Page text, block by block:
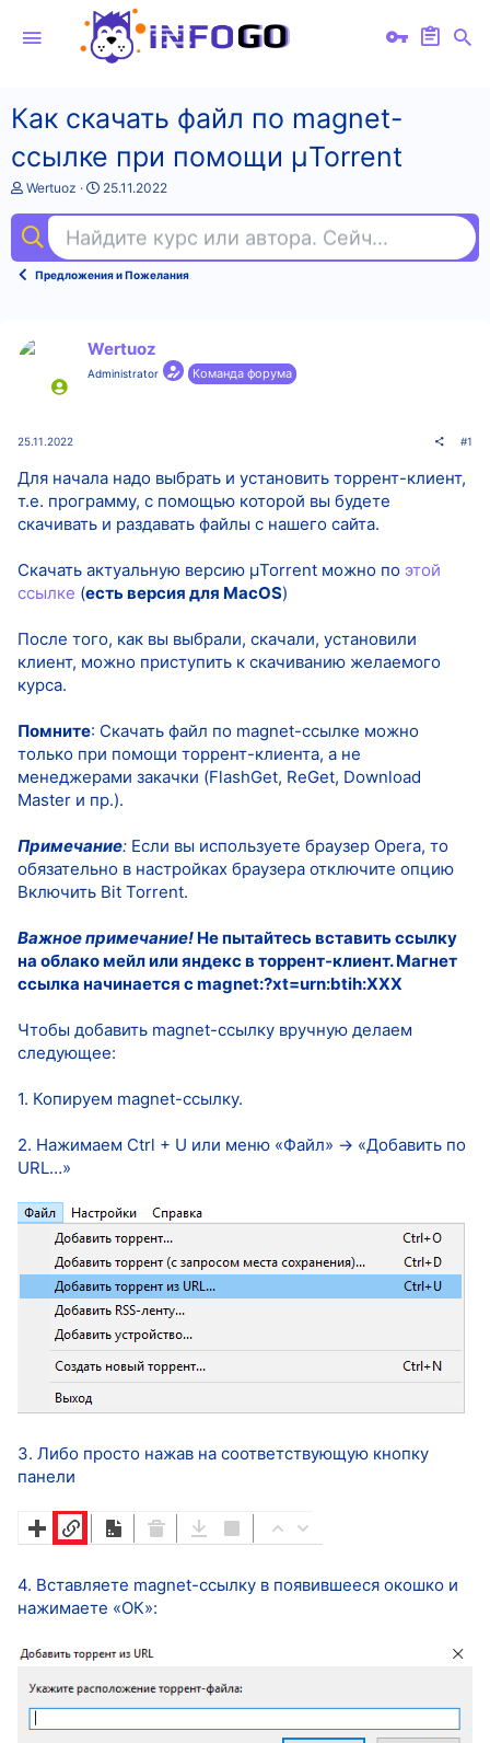
Как скачать файл по magnet-
ссылке при помощи µTorrent
А
т
о
т
Wertuoz
Д
а
н
а
а
25.11.2022
Найдите курс или автора. Сейчас ищут
Предложения и Пожелания
Wertuoz
Administrator Команда форума
25.11.2022 #1
Для начала надо выбрать и установить торрент-клиент,
т.е. программу, с помощью которой вы будете
скачивать и раздавать файлы с нашего сайта.
Скачать актуальную версию µTorrent можно по этой
ссылке (есть версия для MacOS)
После того, как вы выбрали, скачали, установили
клиент, можно приступить к скачиванию желаемого
курса.
Помните: Скачать файл по magnet-ссылке можно
только при помощи торрент-клиента, а не
менеджерами закачки (FlashGet, ReGet, Download
Master и пр.).
Примечание: Если вы используете браузер Opera, то
обязательно в настройках браузера отключите опцию
Включить Bit Torrent.
Важное примечание! Не пытайтесь вставить ссылку
на облако мейл или яндекс в торрент-клиент. Магнет
ссылка начинается с magnet:?xt=urn:btih:XXX
Чтобы добавить magnet-ссылку вручную делаем
следующее:
1. Копируем magnet-ссылку.
2. Нажимаем Ctrl + U или меню «Файл» → «Добавить по
URL…»
3. Либо просто нажав на соответствующую кнопку
панели
4. Вставляете magnet-ссылку в появившееся окошко и
нажимаете «ОК»: